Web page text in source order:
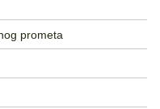
prometa